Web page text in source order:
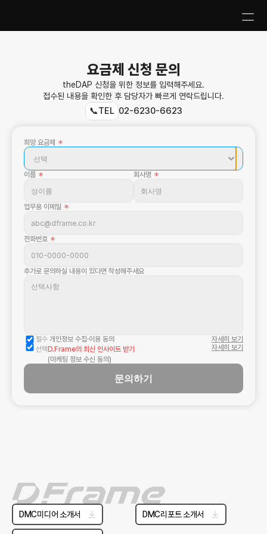
요금제 신청 문의
theDAP 신청을 위한 정보를 입력해주세요.
접수된 내용을 확인한 후 담당자가 빠르게 연락드립니다.
📞TEL 02-6230-6623
희망 요금제 ＊
이름 ＊ 회사명 ＊
업무용 이메일 ＊
전화번호 ＊
추가로 문의하실 내용이 있다면 작성해주세요
필수 개인정보 수집·이용 동의
자세히 보기
선택 D.Frame의 최신 인사이트 받기
(마케팅 정보 수신 동의)
자세히 보기
문의하기
DMC미디어 소개서 DMC리포트 소개서